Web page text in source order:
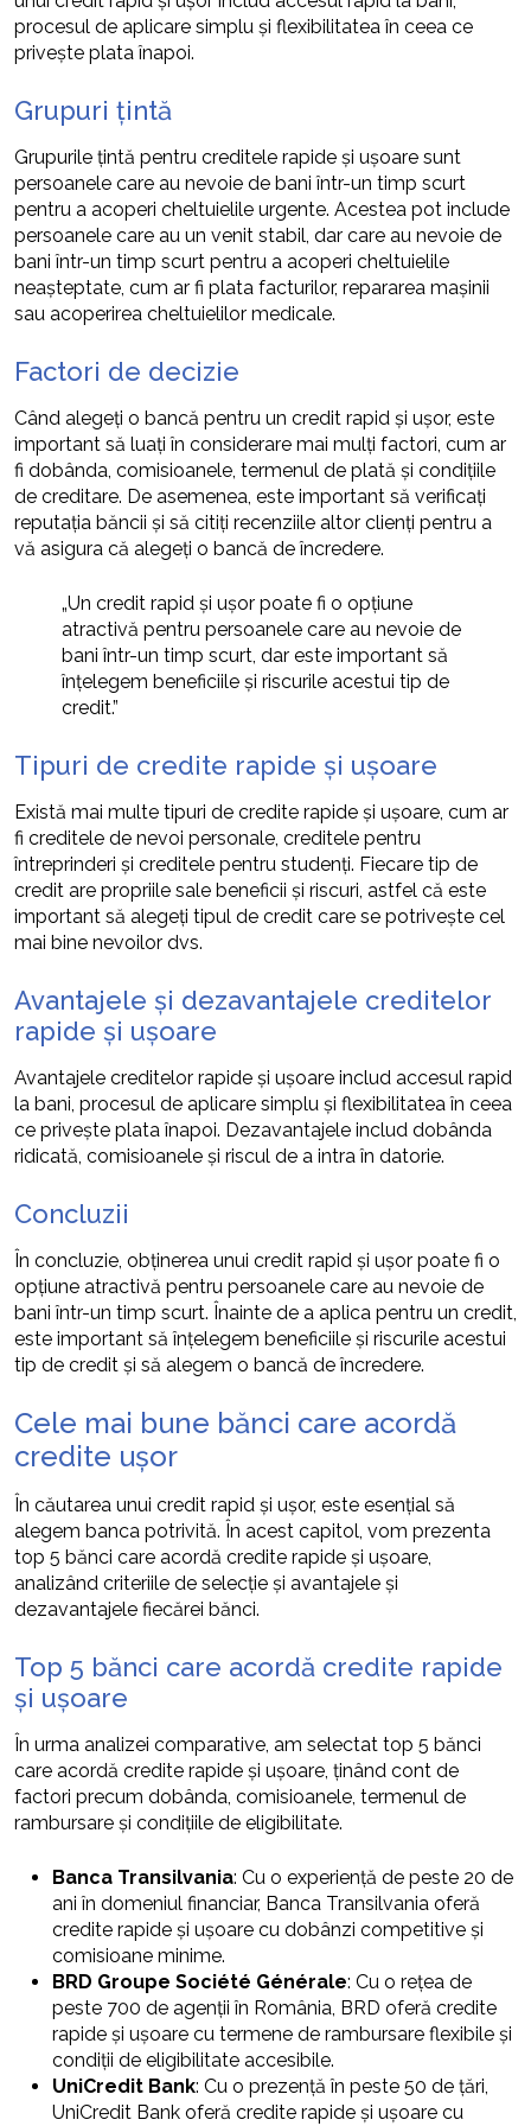
procesul de aplicare simplu și flexibilitatea în ceea ce
privește plata înapoi.
Grupuri țintă
Grupurile țintă pentru creditele rapide și ușoare sunt
persoanele care au nevoie de bani într-un timp scurt
pentru a acoperi cheltuielile urgente. Acestea pot include
persoanele care au un venit stabil, dar care au nevoie de
bani într-un timp scurt pentru a acoperi cheltuielile
neașteptate, cum ar fi plata facturilor, repararea mașinii
sau acoperirea cheltuielilor medicale.
Factori de decizie
Când alegeți o bancă pentru un credit rapid și ușor, este
important să luați în considerare mai mulți factori, cum ar
fi dobânda, comisioanele, termenul de plată și condițiile
de creditare. De asemenea, este important să verificați
reputația băncii și să citiți recenziile altor clienți pentru a
vă asigura că alegeți o bancă de încredere.
„Un credit rapid și ușor poate fi o opțiune
atractivă pentru persoanele care au nevoie de
bani într-un timp scurt, dar este important să
înțelegem beneficiile și riscurile acestui tip de
credit.”
Tipuri de credite rapide și ușoare
Există mai multe tipuri de credite rapide și ușoare, cum ar
fi creditele de nevoi personale, creditele pentru
întreprinderi și creditele pentru studenți. Fiecare tip de
credit are propriile sale beneficii și riscuri, astfel că este
important să alegeți tipul de credit care se potrivește cel
mai bine nevoilor dvs.
Avantajele și dezavantajele creditelor
rapide și ușoare
Avantajele creditelor rapide și ușoare includ accesul rapid
la bani, procesul de aplicare simplu și flexibilitatea în ceea
ce privește plata înapoi. Dezavantajele includ dobânda
ridicată, comisioanele și riscul de a intra în datorie.
Concluzii
În concluzie, obținerea unui credit rapid și ușor poate fi o
opțiune atractivă pentru persoanele care au nevoie de
bani într-un timp scurt. Înainte de a aplica pentru un credit,
este important să înțelegem beneficiile și riscurile acestui
tip de credit și să alegem o bancă de încredere.
Cele mai bune bănci care acordă
credite ușor
În căutarea unui credit rapid și ușor, este esențial să
alegem banca potrivită. În acest capitol, vom prezenta
top 5 bănci care acordă credite rapide și ușoare,
analizând criteriile de selecție și avantajele și
dezavantajele fiecărei bănci.
Top 5 bănci care acordă credite rapide
și ușoare
În urma analizei comparative, am selectat top 5 bănci
care acordă credite rapide și ușoare, ținând cont de
factori precum dobânda, comisioanele, termenul de
rambursare și condițiile de eligibilitate.
Banca Transilvania: Cu o experiență de peste 20 de
ani în domeniul financiar, Banca Transilvania oferă
credite rapide și ușoare cu dobânzi competitive și
comisioane minime.
BRD Groupe Société Générale: Cu o rețea de
peste 700 de agenții în România, BRD oferă credite
rapide și ușoare cu termene de rambursare flexibile și
condiții de eligibilitate accesibile.
UniCredit Bank: Cu o prezență în peste 50 de țări,
UniCredit Bank oferă credite rapide și ușoare cu